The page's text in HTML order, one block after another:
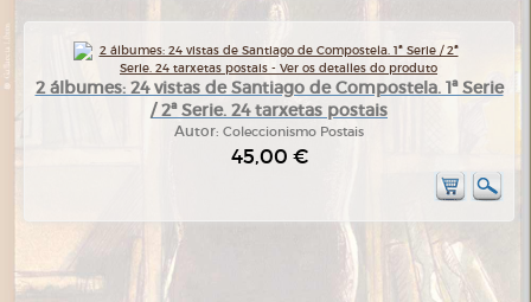
2 álbumes: 24 vistas de Santiago de Compostela. 1ª Serie
/ 2ª Serie. 24 tarxetas postais
Autor: Coleccionismo Postais
45,00 €